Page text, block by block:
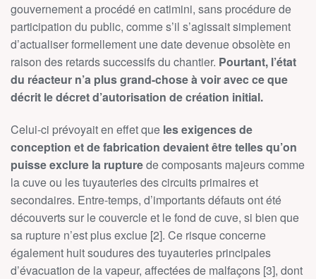
gouvernement a procédé en catimini, sans procédure de
participation du public, comme s’il s’agissait simplement
d’actualiser formellement une date devenue obsolète en
raison des retards successifs du chantier. Pourtant, l’état
du réacteur n’a plus grand-chose à voir avec ce que
décrit le décret d’autorisation de création initial.
Celui-ci prévoyait en effet que les exigences de
conception et de fabrication devaient être telles qu’on
puisse exclure la rupturede composants majeurs comme
la cuve ou les tuyauteries des circuits primaires et
secondaires. Entre-temps, d’importants défauts ont été
découverts sur le couvercle et le fond de cuve, si bien que
sa rupture n’est plus exclue [2]. Ce risque concerne
également huit soudures des tuyauteries principales
d’évacuation de la vapeur, affectées de malfaçons [3], dont